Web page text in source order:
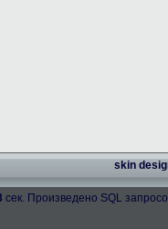
skin
сек. Произведено SQL